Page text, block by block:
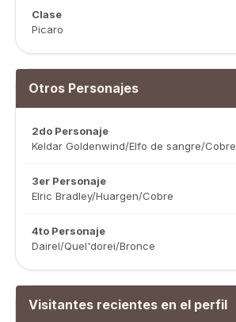
Clase
Picaro
Otros Personajes
2do Personaje
Keldar Goldenwind/Elfo de sangre/Cobre
3er Personaje
Elric Bradley/Huargen/Cobre
4to Personaje
Dairel/Quel'dorei/Bronce
Visitantes recientes en el perfil